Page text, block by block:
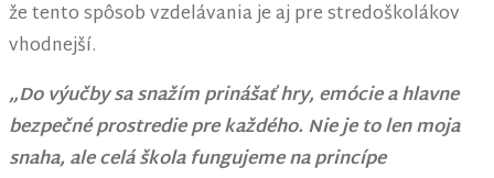
že tento spôsob vzdelávania je aj pre stredoškolákov
vhodnejší.
„Do výučby sa snažím prinášať hry, emócie a hlavne
bezpečné prostredie pre každého. Nie je to len moja
snaha, ale celá škola fungujeme na princípe